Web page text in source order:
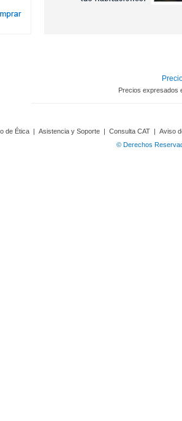
Precios expresados
de Ética | Asistencia y Soporte | Consulta CAT | Aviso
© Derechos